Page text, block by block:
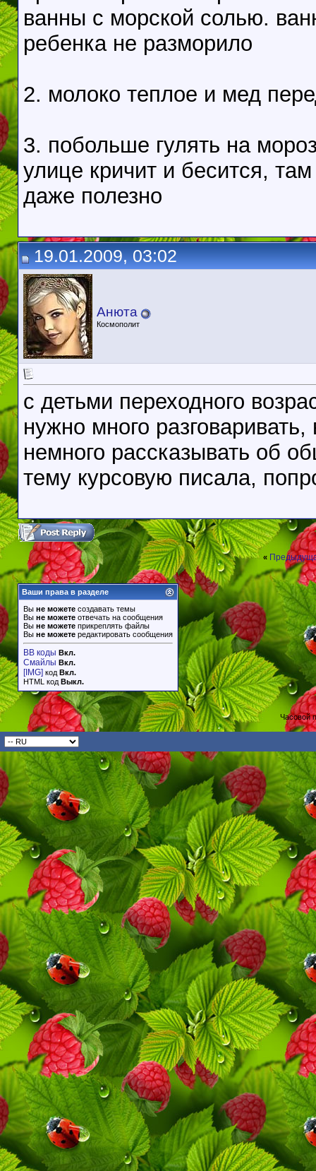
ванны с морской солью.
ребенка не разморило
2. молоко теплое и мед
3. побольше гулять на
улице кричит и бесится,
даже полезно
19.01.2009, 03:02
Анюта
Космополит
с детьми переходного
нужно много
немного рассказывать об
тему курсовую писала,
«
Ваши права в разделе
Вы не можете создавать темы
Вы не можете отвечать на сообщения
Вы не можете прикреплять файлы
Вы не можете редактировать сообщения
BB коды Вкл.
Смайлы Вкл.
[IMG] код Вкл.
HTML код Выкл.
Часовой